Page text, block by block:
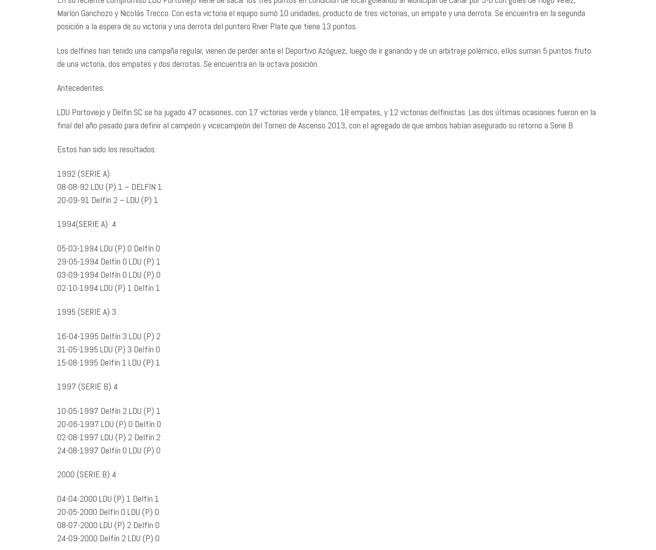
Marlon Ganchozo y Nicolás Trecco. Con esta victoria el equipo sumó 10 unidades, producto de tres victorias, un empate y una derrota. Se encuentra en la segunda
posición a la espera de su victoria y una derrota del puntero River Plate que tiene 13 puntos.
Los delfines han tenido una campaña regular, vienen de perder ante el Deportivo Azóguez, luego de ir ganando y de un arbitraje polémico, ellos suman 5 puntos fruto
de una victoria, dos empates y dos derrotas. Se encuentra en la octava posición.
Antecedentes:
LDU Portoviejo y Delfin SC se ha jugado 47 ocasiones, con 17 victorias verde y blanco, 18 empates, y 12 victorias delfinistas. Las dos últimas ocasiones fueron en la
final del año pasado para definir al campeón y vicecampeón del Torneo de Ascenso 2013, con el agregado de que ambos habían asegurado su retorno a Serie B.
Estos han sido los resultados:
1992 (SERIE A)
08-08-92 LDU (P) 1 – DELFIN 1
20-09-91 Delfín 2 – LDU (P) 1
1994(SERIE A) 4
05-03-1994 LDU (P) 0 Delfín 0
29-05-1994 Delfín 0 LDU (P) 1
03-09-1994 Delfín 0 LDU (P) 0
02-10-1994 LDU (P) 1 Delfín 1
1995 (SERIE A) 3
16-04-1995 Delfín 3 LDU (P) 2
31-05-1995 LDU (P) 3 Delfín 0
15-08-1995 Delfín 1 LDU (P) 1
1997 (SERIE B) 4
10-05-1997 Delfín 2 LDU (P) 1
20-06-1997 LDU (P) 0 Delfín 0
02-08-1997 LDU (P) 2 Delfín 2
24-08-1997 Delfín 0 LDU (P) 0
2000 (SERIE B) 4
04-04-2000 LDU (P) 1 Delfín 1
20-05-2000 Delfín 0 LDU (P) 0
08-07-2000 LDU (P) 2 Delfín 0
24-09-2000 Delfín 2 LDU (P) 0